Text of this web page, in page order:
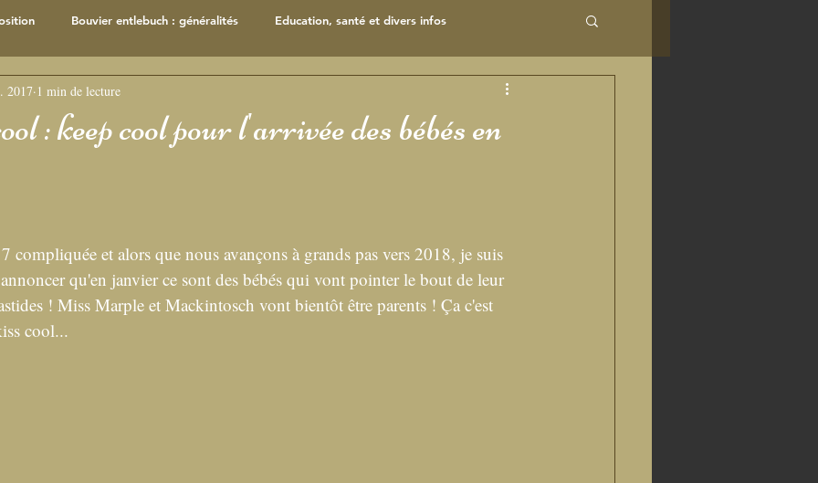
Bouvier entlebuch : généralités Education, santé et divers infos
: keep cool pour l'arrivée des bébés en
2017 1 min de lecture
compliquée et alors que nous avançons à grands pas vers 2018, je suis
qu'en janvier ce sont des bébés qui vont pointer le bout de leur
! Miss Marple et Mackintosch vont bientôt être parents ! Ça c'est
cool...